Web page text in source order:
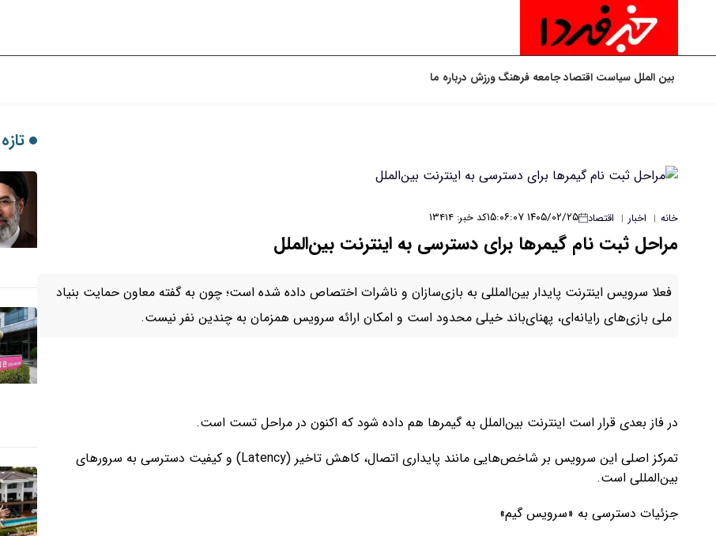
بین الملل سیاست اقتصادجامعه فرهنگورزش درباره ما
خانه | اخبار | اقتصاد ۱۴۰۵/۰۲/۲۵ ۱۵:۰۶:۰۷ کد خبر: ۱۳۴۱۴
مراحل ثبت نام گیمرها برای دسترسی به اینترنت بین‌الملل
فعلا سرویس اینترنت پایدار بین‌المللی به بازی‌سازان و ناشرات اختصاص داده شده است؛ چون به گفته معاون حمایت بنیاد
ملی بازی‌های رایانه‌ای، پهنای‌باند خیلی محدود است و امکان ارائه سرویس همزمان به چندین نفر نیست.
در فاز بعدی قرار است اینترنت بین‌الملل به گیمرها هم داده شود که اکنون در مراحل تست است.
تمرکز اصلی این سرویس بر شاخص‌هایی مانند پایداری اتصال، کاهش تاخیر (Latency) و کیفیت دسترسی به سرورهای
بین‌المللی است.
جزئیات دسترسی به «سرویس گیم»
تازه